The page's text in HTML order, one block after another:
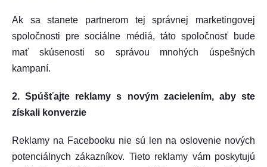
Ak sa stanete partnerom tej správnej marketingovej
spoločnosti pre sociálne médiá, táto spoločnosť bude
mať skúsenosti so správou mnohých úspešných
kampaní.
2. Spúšťajte reklamy s novým zacielením, aby ste
získali konverzie
Reklamy na Facebooku nie sú len na oslovenie nových
potenciálnych zákazníkov. Tieto reklamy vám poskytujú